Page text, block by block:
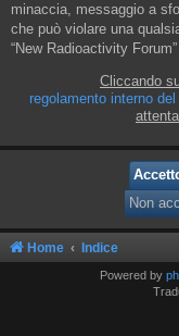
minaccia, messaggio a
che può violare una
“New Radioactivity
Cliccando
regolamento interno del
Home Indice
Powered by